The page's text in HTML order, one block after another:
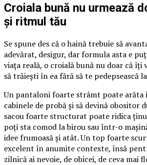
Croiala bună nu urmează
și ritmul tău
Se spune des că o haină trebuie să
adevărat, desigur, dar formula asta e
viața reală, o croială bună nu doar că îți
să trăiești în ea fără să te pedepsească
Un pantaloni foarte strâmt poate arăta
cabinele de probă și să devină obositor
sacou foarte structurat poate ridica
poți sta comod la birou sau într-o
idee frumoasă și atât. Un top foarte
excelent în anumite contexte, însă
zilnică ai nevoie, de obicei, de ceva mai